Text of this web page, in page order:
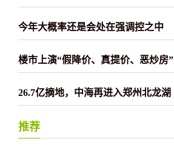
今年大概率还是会处在强调控之中
楼市上演“假降价、真提价、恶炒房”
26.7亿摘地，中海再进入郑州北龙湖
推荐